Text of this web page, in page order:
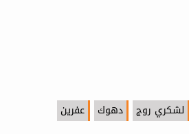
لشكري روج دهوك
عفرين